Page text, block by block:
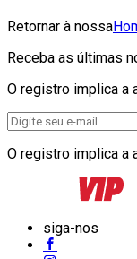
Retornar à nossa
Receba as últimas
O registro implica a
O registro implica a
siga-nos